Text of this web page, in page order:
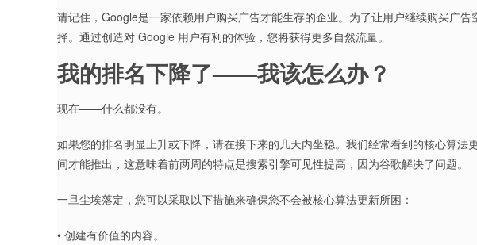
请记住，Google是一家依赖用户购买广告才能生存的企业。为了让用户继续购买广
择。通过创造对 Google 用户有利的体验，您将获得更多自然流量。
我的排名下降了——我该怎么办？
现在——什么都没有。
如果您的排名明显上升或下降，请在接下来的几天内坐稳。我们经常看到的核心算
间才能推出，这意味着前两周的特点是搜索引擎可见性提高，因为谷歌解决了问题。
一旦尘埃落定，您可以采取以下措施来确保您不会被核心算法更新所困：
• 创建有价值的内容。